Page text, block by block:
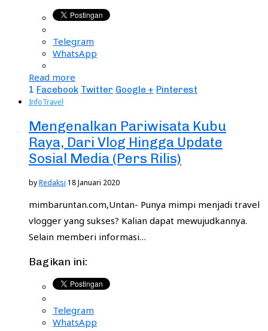
Telegram
WhatsApp
Read more
1 Facebook Twitter Google + Pinterest
InfoTravel
Mengenalkan Pariwisata Kubu
Raya, Dari Vlog Hingga Update
Sosial Media (Pers Rilis)
byRedaksi 18 Januari 2020
mimbaruntan.com,Untan- Punya mimpi menjadi travel
vlogger yang sukses? Kalian dapat mewujudkannya.
Selain memberi informasi…
Bagikan ini:
Telegram
WhatsApp